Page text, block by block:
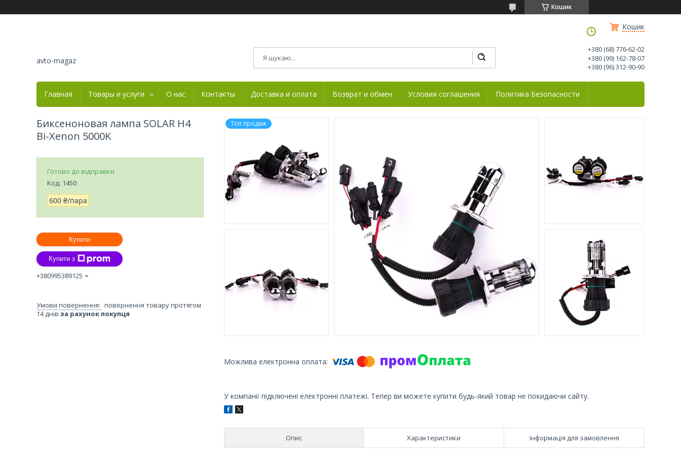
Кошик
Кошик
avto-magaz
+380 (68) 776-62-02
+380 (99) 162-78-07
+380 (96) 312-90-90
Главная Товары и услуги О нас Контакты Доставка и оплата Возврат и обмен Условия соглашения Политика Безопасности
Топ продаж
У компанії підключені електронні платежі. Тепер ви можете купити будь-який товар не покидаючи сайту.
Опис Характеристики Інформація для замовлення
Биксеноновая лампа SOLAR H4
Bi-Xenon 5000K
Готово до відправки
Код: 1450
600 ₴/пара
Купити
Купити з
+380995389125
повернення товару протягом
14 днів за рахунок покупця